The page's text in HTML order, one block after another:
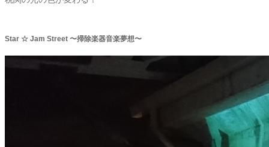
Star ☆ Jam Street 〜掃除楽器音楽夢想〜